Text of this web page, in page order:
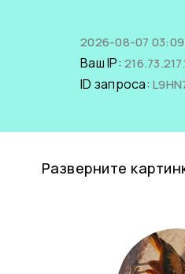
2026-08-07
Ваш IP:
ID запроса:
Разверните